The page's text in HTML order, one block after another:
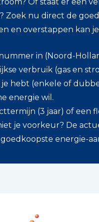
Of staat er een
Zoek nu direct de
en overstappen kan
in (Noord-
verbruik (gas en
hebt (enkele of
energie wil.
(3 jaar) of een
je voorkeur? De
energie-